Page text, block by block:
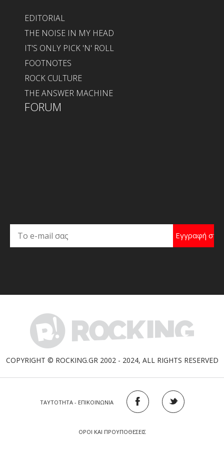
EDITORIAL
THE NOISE IN MY HEAD
IT'S ONLY PICK 'N' ROLL
FOOTNOTES
ROCK CULTURE
THE ANSWER MACHINE
FORUM
COPYRIGHT © ROCKING.GR 2002 - 2024, ALL RIGHTS RESERVED
ΤΑΥΤΟΤΗΤΑ - ΕΠΙΚΟΙΝΩΝΙΑ
ΟΡΟΙ ΚΑΙ ΠΡΟΥΠΟΘΕΣΕΙΣ